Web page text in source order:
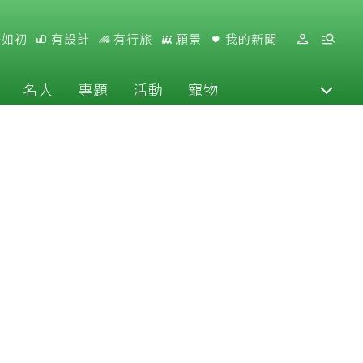
初 有設計 有行旅 願景 我的新聞
名人 專題 活動 寵物